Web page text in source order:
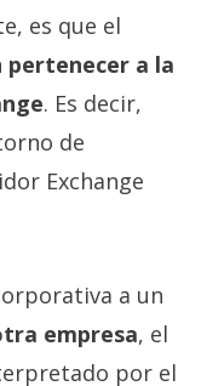
es que el
pertenecer a la
. Es decir,
de
Exchange
a un
empresa, el
por el